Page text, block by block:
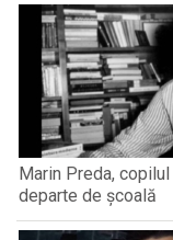
Marin Preda,
departe de școală